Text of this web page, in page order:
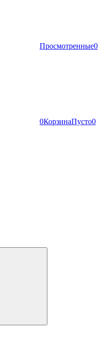
Просмотренные0
0КорзинаПусто0